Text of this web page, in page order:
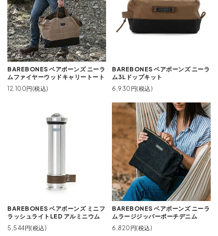
BAREBONES ベアボーンズ ニーラ
ムファイヤーウッドキャリートート
12,100円(税込)
BAREBONES ベアボーンズ ニーラ
ム3Lドップキット
6,930円(税込)
BAREBONES ベアボーンズ ミニフ
ラッシュライトLED アルミニウム
5,544円(税込)
BAREBONES ベアボーンズ ニーラ
ムラージジッパーポーチデニム
6,820円(税込)